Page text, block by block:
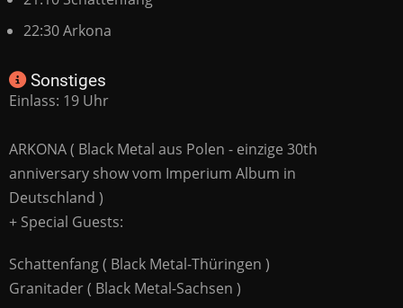
22:30 Arkona
Sonstiges
Einlass: 19 Uhr
ARKONA ( Black Metal aus Polen - einzige 30th
anniversary show vom Imperium Album in
Deutschland )
+ Special Guests:
Schattenfang ( Black Metal-Thüringen )
Granitader ( Black Metal-Sachsen )